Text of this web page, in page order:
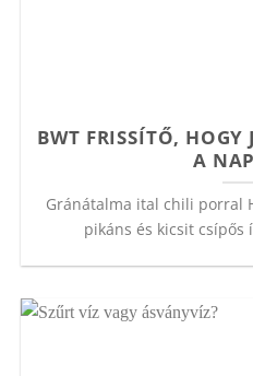
BWT FRISSÍTŐ,
A
Gránátalma ital chili porral
pikáns és kicsit csípős